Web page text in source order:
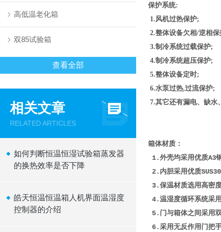
高低温老化箱
双85试验箱
查看全部
相关文章
RELATED ARTICLES
如何判断恒温恒湿试验箱蒸发器
的换热效率是否下降
皓天恒温恒温箱人机界面温湿度
控制器的介绍
保护系统:
1.风机过热保护;
2.整体设备欠相/逆相
3.制冷系统过载保护;
4.制冷系统超压保护;
5.整体设备定时;
6.水泵过热,过流保护;
7.其它还有漏电、缺水
箱体材质：
1.外壳均采用优质A3
2.内胆采用优质
3.保温材质选用高密
4.温湿度循环系统采
5.门与箱体之间采用
6.采用无反作用门把